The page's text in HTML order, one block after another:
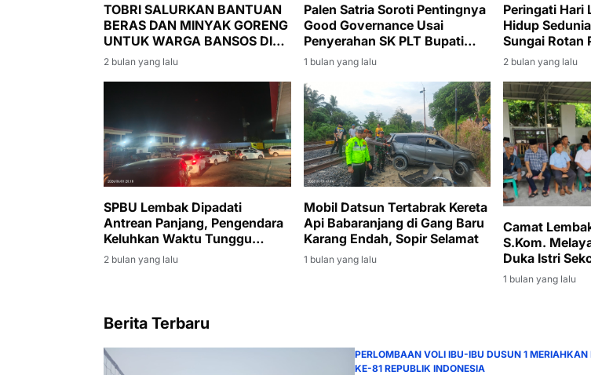
TOBRI SALURKAN BANTUAN
BERAS DAN MINYAK GORENG
UNTUK WARGA BANSOS DI
DESA DANAU BARU
2 bulan yang lalu
Palen Satria Soroti Pentingnya
Good Governance Usai
Penyerahan SK PLT Bupati
Muara Enim kepada Sumarni
1 bulan yang lalu
Peringati Hari
Hidup
Sungai Rotan
Jumat Bersih
Kantor
2 bulan yang lalu
SPBU Lembak Dipadati
Antrean Panjang, Pengendara
Keluhkan Waktu Tunggu
Hingga Tiga Jam
2 bulan yang lalu
Mobil Datsun Tertabrak Kereta
Api Babaranjang di Gang Baru
Karang Endah, Sopir Selamat
1 bulan yang lalu
Camat
S.Kom.
Duka Istri
1 bulan yang lalu
Berita Terbaru
PERLOMBAAN VOLI IBU-IBU DUSUN 1 MERIAHKAN
KE-81 REPUBLIK INDONESIA